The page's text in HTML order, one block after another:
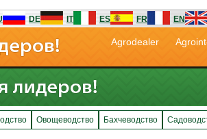
DE IT ES FR EN
Agrodealer
Овощеводство Бахчеводство